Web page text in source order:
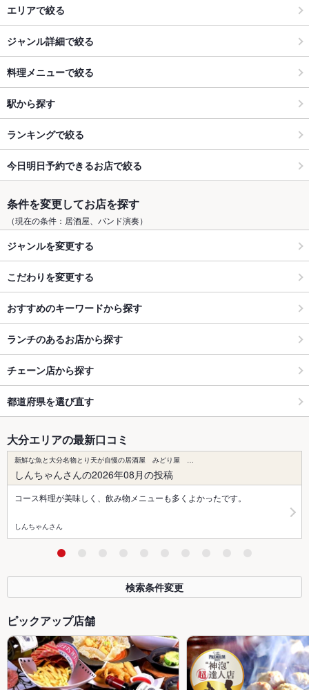
エリアで絞る
ジャンル詳細で絞る
料理メニューで絞る
駅から探す
ランキングで絞る
今日明日予約できるお店で絞る
条件を変更してお店を探す
（現在の条件：居酒屋、バンド演奏）
ジャンルを変更する
こだわりを変更する
おすすめのキーワードから探す
ランチのあるお店から探す
チェーン店から探す
都道府県を選び直す
大分エリアの最新口コミ
新鮮な魚と大分名物とり天が自慢の居酒屋 みどり屋 …
しんちゃんさんの2026年08月の投稿
コース料理が美味しく、飲み物メニューも多くよかったです。
しんちゃんさん
検索条件変更
ピックアップ店舗